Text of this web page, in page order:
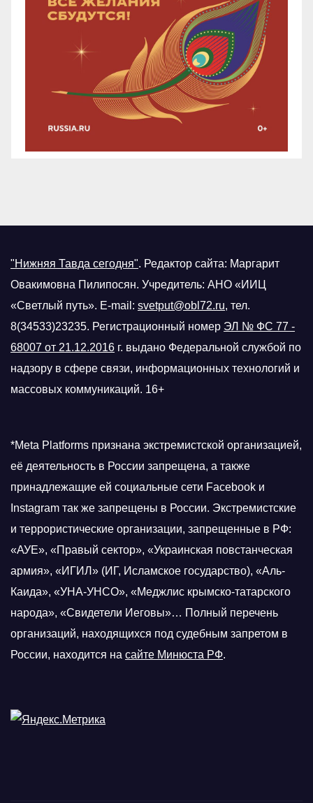
"Нижняя Тавда сегодня". Редактор сайта: Маргарит
Овакимовна Пилипосян. Учредитель: АНО «ИИЦ
«Светлый путь». E-mail: svetput@obl72.ru, тел.
8(34533)23235. Регистрационный номер ЭЛ № ФС 77 -
68007 от 21.12.2016 г. выдано Федеральной службой по
надзору в сфере связи, информационных технологий и
массовых коммуникаций. 16+
*Meta Platforms признана экстремистской организацией,
её деятельность в России запрещена, а также
принадлежащие ей социальные сети Facebook и
Instagram так же запрещены в России. Экстремистские
и террористические организации, запрещенные в РФ:
«АУЕ», «Правый сектор», «Украинская повстанческая
армия», «ИГИЛ» (ИГ, Исламское государство), «Аль-
Каида», «УНА-УНСО», «Меджлис крымско-татарского
народа», «Свидетели Иеговы»… Полный перечень
организаций, находящихся под судебным запретом в
России, находится на сайте Минюста РФ.